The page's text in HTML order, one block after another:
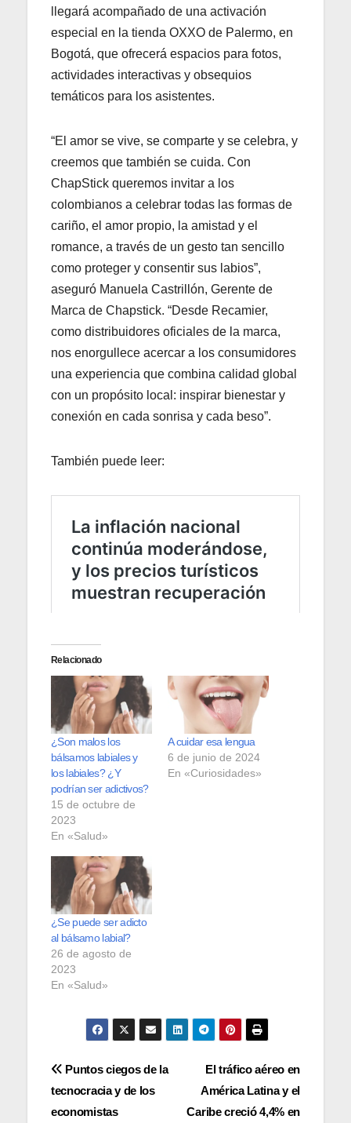
llegará acompañado de una activación
especial en la tienda OXXO de Palermo, en
Bogotá, que ofrecerá espacios para fotos,
actividades interactivas y obsequios
temáticos para los asistentes.
“El amor se vive, se comparte y se celebra, y
creemos que también se cuida. Con
ChapStick queremos invitar a los
colombianos a celebrar todas las formas de
cariño, el amor propio, la amistad y el
romance, a través de un gesto tan sencillo
como proteger y consentir sus labios”,
aseguró Manuela Castrillón, Gerente de
Marca de Chapstick. “Desde Recamier,
como distribuidores oficiales de la marca,
nos enorgullece acercar a los consumidores
una experiencia que combina calidad global
con un propósito local: inspirar bienestar y
conexión en cada sonrisa y cada beso”.
También puede leer:
Relacionado
¿Son malos los
bálsamos labiales y
los labiales? ¿Y
podrían ser adictivos?
15 de octubre de
2023
En «Salud»
A cuidar esa lengua
6 de junio de 2024
En «Curiosidades»
¿Se puede ser adicto
al bálsamo labial?
26 de agosto de
2023
En «Salud»
Navegación
de
El tráfico aéreo en
América Latina y el
Caribe creció 4,4% en
Puntos ciegos de la
tecnocracia y de los
economistas